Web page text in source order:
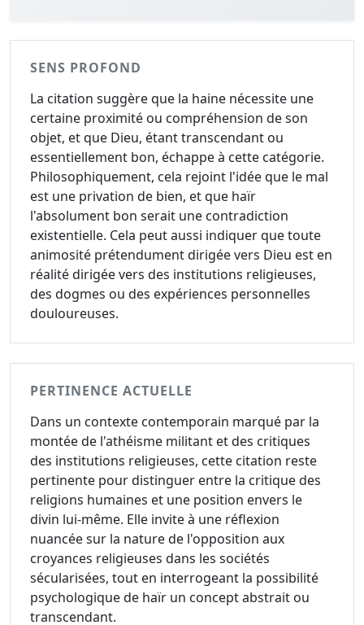
SENS PROFOND
La citation suggère que la haine nécessite une
certaine proximité ou compréhension de son
objet, et que Dieu, étant transcendant ou
essentiellement bon, échappe à cette catégorie.
Philosophiquement, cela rejoint l'idée que le mal
est une privation de bien, et que haïr
l'absolument bon serait une contradiction
existentielle. Cela peut aussi indiquer que toute
animosité prétendument dirigée vers Dieu est en
réalité dirigée vers des institutions religieuses,
des dogmes ou des expériences personnelles
douloureuses.
PERTINENCE ACTUELLE
Dans un contexte contemporain marqué par la
montée de l'athéisme militant et des critiques
des institutions religieuses, cette citation reste
pertinente pour distinguer entre la critique des
religions humaines et une position envers le
divin lui-même. Elle invite à une réflexion
nuancée sur la nature de l'opposition aux
croyances religieuses dans les sociétés
sécularisées, tout en interrogeant la possibilité
psychologique de haïr un concept abstrait ou
transcendant.